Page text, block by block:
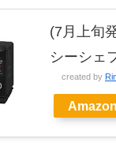
(7月上旬
シーシェ
created by
Amazon